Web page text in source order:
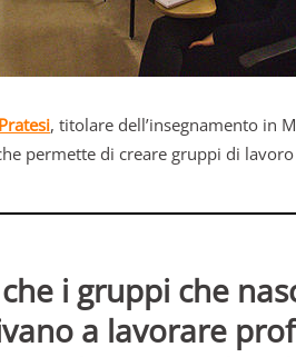
, titolare dell’insegnamento in
permette di creare gruppi di
i gruppi che
a lavorare